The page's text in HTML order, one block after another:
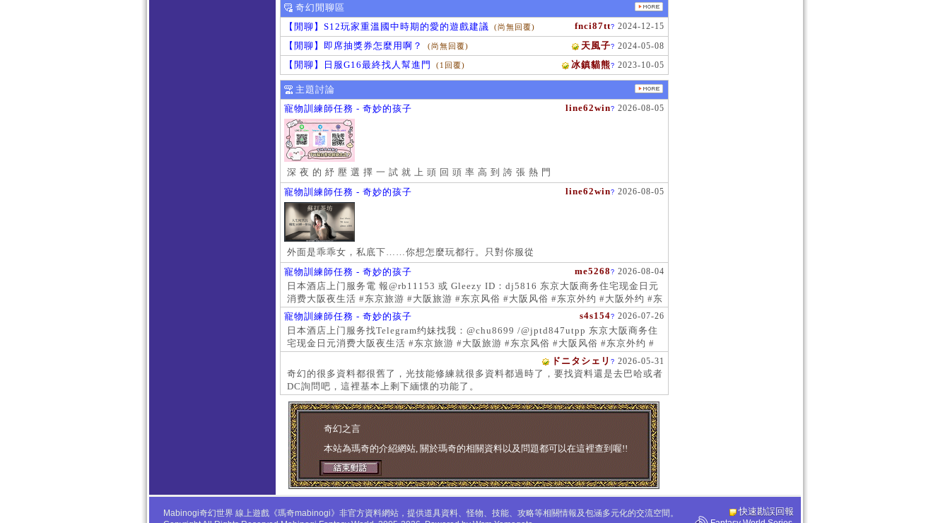
奇幻閒聊區
fnci87tt? 2024-12-15
【閒聊】S12玩家重溫國中時期的愛的遊戲建議 (尚無回覆)
天風子? 2024-05-08
【閒聊】即席抽獎券怎麼用啊？ (尚無回覆)
冰鎮貓熊? 2023-10-05
【閒聊】日服G16最終找人幫進門 (1回覆)
主題討論
line62win? 2026-08-05
寵物訓練師任務 - 奇妙的孩子
深 夜 的 紓 壓 選 擇 一 試 就 上 頭 回 頭 率 高 到 誇 張 熱 門
line62win? 2026-08-05
寵物訓練師任務 - 奇妙的孩子
外面是乖乖女，私底下……你想怎麼玩都行。只對你服從
me5268 ? 2026-08-04
寵物訓練師任務 - 奇妙的孩子
日本酒店上门服务電 報@rb11153 或 Gleezy ID：dj5816 东京大阪商务住宅现金日元
消费大阪夜生活 #东京旅游 #大阪旅游 #东京风俗 #大阪风俗 #东京外约 #大阪外约 #东
京上门服务 #大阪上门服务新宿风俗 #梅田风俗 #歌舞伎町 #日本女孩 #大阪女孩 #日
本萝莉 #大阪萝莉 #日本学生妹
s4s154? 2026-07-26
寵物訓練師任務 - 奇妙的孩子
日本酒店上门服务找Telegram约妹找我：@chu8699 /@jptd847utpp 东京大阪商务住
宅现金日元消费大阪夜生活 #东京旅游 #大阪旅游 #东京风俗 #大阪风俗 #东京外约 #
大阪外约 #东京上门服务 #大阪上门服务新宿风俗 #梅田风俗 #歌舞伎町 #心斋桥风俗
#日本女孩 #大阪女孩 #日本萝莉 #大阪萝莉 #日本学生妹
ドニタシェリ ? 2026-05-31
奇幻的很多資料都很舊了，光技能修練就很多資料都過時了，要找資料還是去巴哈或者
DC詢問吧，這裡基本上剩下緬懷的功能了。
奇幻之言
本站為瑪奇的介紹網站, 關於瑪奇的相關資料以及問題都可以在這裡查到喔!!
Mabinogi奇幻世界 線上遊戲《瑪奇mabinogi》非官方資料網站，提供道具資料、怪物、技能、攻略等相關情報及包涵多元化的交流空間。
快速勘誤回報